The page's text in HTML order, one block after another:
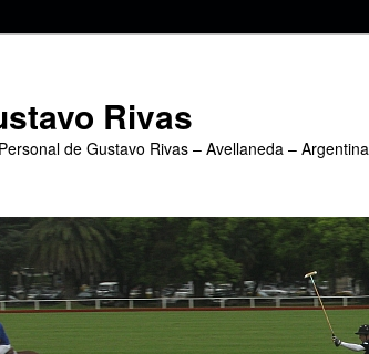
Rivas
de Gustavo Rivas – Avellaneda – Argentina